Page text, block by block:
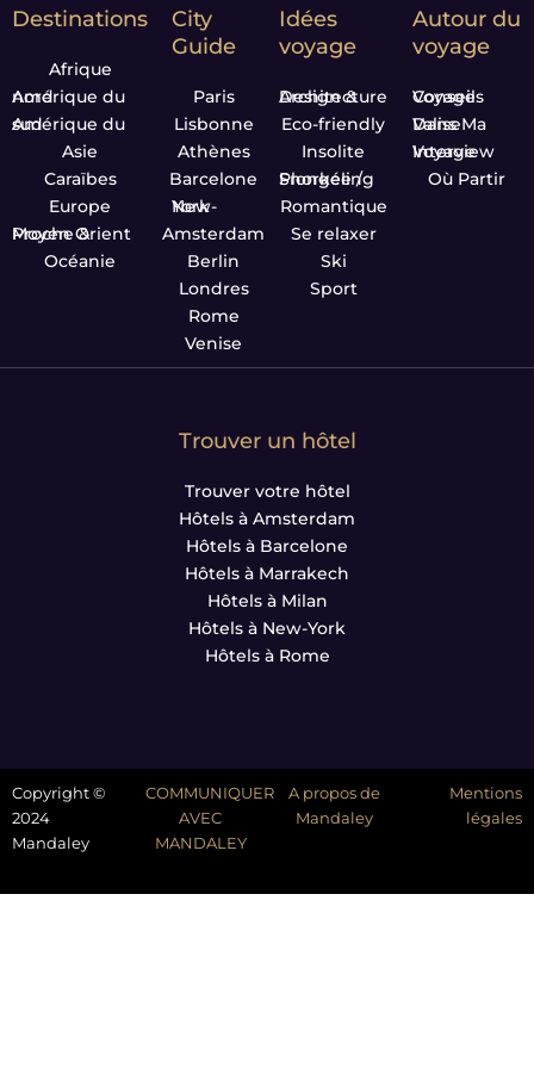
Destinations
Afrique
Amérique du nord
Amérique du sud
Asie
Caraïbes
Europe
Proche & Moyen Orient
Océanie
City
Guide
Paris
Lisbonne
Athènes
Barcelone
New-York
Amsterdam
Berlin
Londres
Rome
Venise
Idées
voyage
Design & Architecture
Eco-friendly
Insolite
Plongée / Snorkeling
Romantique
Se relaxer
Ski
Sport
Autour du
voyage
Conseils Voyage
Dans Ma Valise
Interview Voyage
Où Partir
Trouver un hôtel
Trouver votre hôtel
Hôtels à Amsterdam
Hôtels à Barcelone
Hôtels à Marrakech
Hôtels à Milan
Hôtels à New-York
Hôtels à Rome
Copyright ©
2024
Mandaley
COMMUNIQUER
AVEC
MANDALEY
A propos de
Mandaley
Mentions
légales